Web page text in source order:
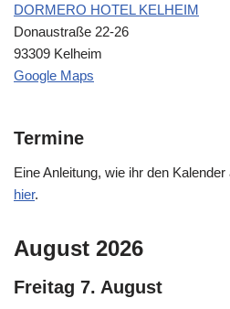
DORMERO HOTEL KELHEIM
Donaustraße 22-26
93309 Kelheim
Google Maps
Termine
Eine Anleitung, wie ihr den
hier.
August 2026
Freitag 7. August